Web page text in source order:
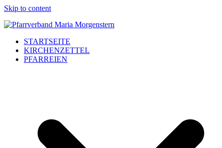
Skip to content
STARTSEITE
KIRCHENZETTEL
PFARREIEN